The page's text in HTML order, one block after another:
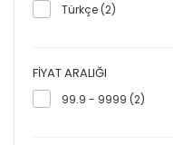
Türkçe (2)
FIYAT ARALIĞI
99.9 - 9999 (2)